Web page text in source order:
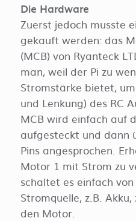
Die Hardware
Zuerst jedoch musste
gekauft werden: das
(MCB) von Ryanteck
man, weil der Pi zu
Stromstärke bietet,
und Lenkung) des RC
MCB wird einfach auf
aufgesteckt und dann
Pins angesprochen.
Motor 1 mit Strom zu
schaltet es einfach
Stromquelle, z.B.
den Motor.